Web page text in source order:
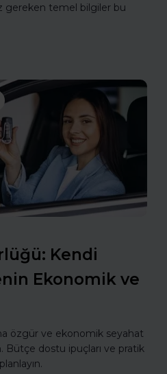
gereken temel bilgiler bu
Kendi
Ekonomik ve
özgür ve ekonomik seyahat
Bütçe dostu ipuçları ve pratik